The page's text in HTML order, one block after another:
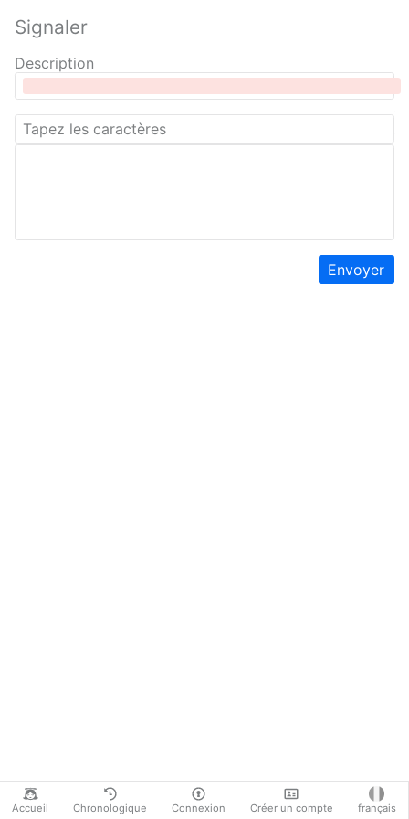
Accueil Chronologique Connexion Créer un compte français
Signaler
Description
Envoyer